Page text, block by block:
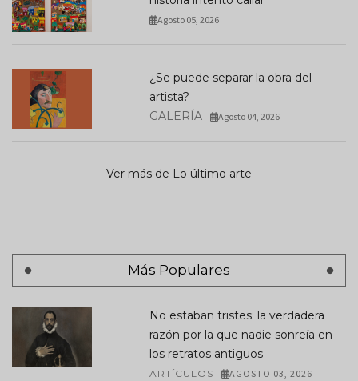
Agosto 05, 2026
¿Se puede separar la obra del
artista?
GALERÍA
Agosto 04, 2026
Ver más de Lo último arte
Más Populares
No estaban tristes: la verdadera
razón por la que nadie sonreía en
los retratos antiguos
ARTÍCULOS AGOSTO 03, 2026